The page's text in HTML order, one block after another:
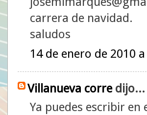
carrera de navidad.
saludos
14 de enero de 2010
Villanueva corredijo...
Ya puedes escribir